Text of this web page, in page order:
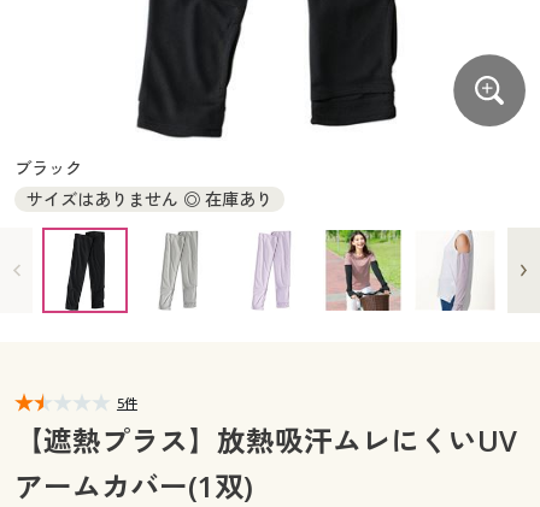
大きいサイズ レディース下着
大きいサイズ メンズ
大きいサイズ 事務・制服
シークレットセール
商品カテゴリ一覧
カタログ・チラシからのご注文
デジタルカタログ
カタログ無料プレゼント
マイページ
閲覧履歴
大きいサイズ メンズ
大きいサイズ 事務・制服
カタログ・チラシからのご注文
カタログ無料プレゼント
会員メニュー
閲覧履歴
お気に入り
ブラック
サイズはありません ◎ 在庫あり
5件
【遮熱プラス】放熱吸汗ムレにくいUV
アームカバー(1双)